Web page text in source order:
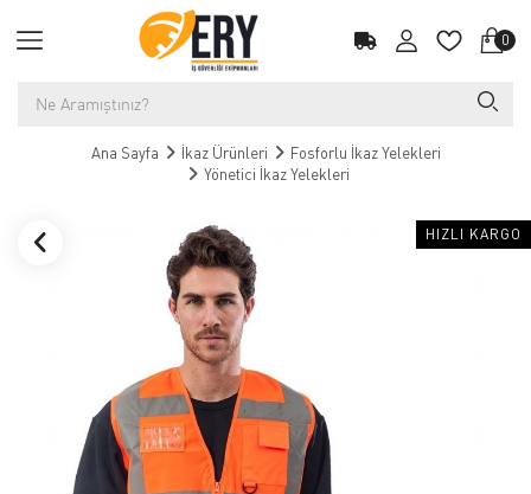
0
Ana Sayfa İkaz Ürünleri
Fosforlu İkaz Yelekleri
Yönetici İkaz Yelekleri
HIZLI KARGO